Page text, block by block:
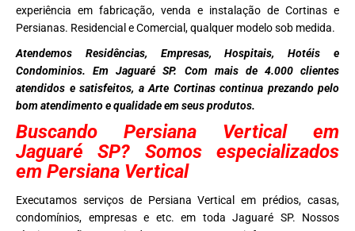
experiência em fabricação, venda e instalação de Cortinas e
Persianas. Residencial e Comercial, qualquer modelo sob medida.
Atendemos Residências, Empresas, Hospitais, Hotéis e
Condominios. Em Jaguaré SP. Com mais de 4.000 clientes
atendidos e satisfeitos, a Arte Cortinas continua prezando pelo
bom atendimento e qualidade em seus produtos.
Buscando Persiana Vertical em
Jaguaré SP? Somos especializados
em Persiana Vertical
Executamos serviços de Persiana Vertical em prédios, casas,
condomínios, empresas e etc. em toda Jaguaré SP. Nossos